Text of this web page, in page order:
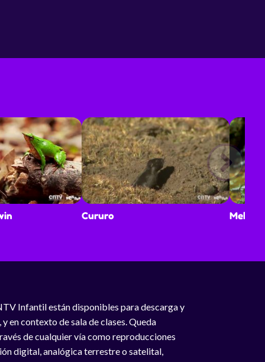
Cururo Mehuín
Infantil están disponibles para descarga y
en contexto de sala de clases. Queda
de cualquier vía como reproducciones
digital, analógica terrestre o satelital,